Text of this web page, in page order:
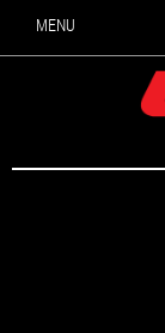
MENU